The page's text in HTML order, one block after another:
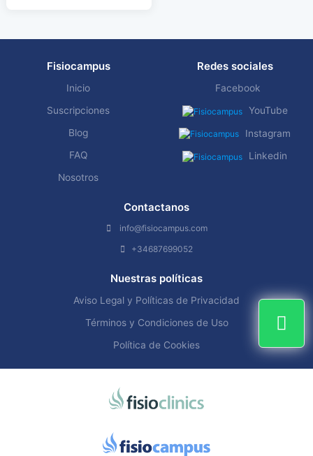
Fisiocampus
Inicio
Suscripciones
Blog
FAQ
Nosotros
Redes sociales
Facebook
YouTube
Instagram
Linkedin
Contactanos
info@fisiocampus.com
+34687699052
Nuestras políticas
Aviso Legal y Políticas de Privacidad
Términos y Condiciones de Uso
Política de Cookies